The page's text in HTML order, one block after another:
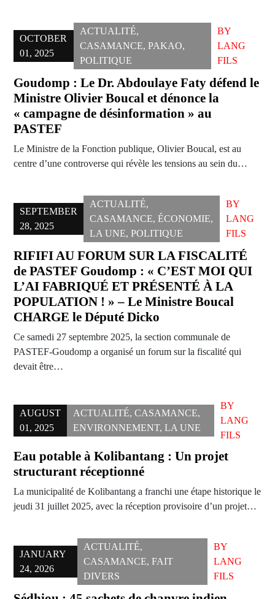
OCTOBER
01, 2025
ACTUALITÉ,
CASAMANCE, PAKAO,
POLITIQUE
BY
LANG
FILS
Goudomp : Le Dr. Abdoulaye Faty défend le
Ministre Olivier Boucal et dénonce la
« campagne de désinformation » au
PASTEF
Le Ministre de la Fonction publique, Olivier Boucal, est au
centre d’une controverse qui révèle les tensions au sein du…
SEPTEMBER
28, 2025
ACTUALITÉ,
CASAMANCE, ÉCONOMIE,
LA UNE, POLITIQUE
BY
LANG
FILS
RIFIFI AU FORUM SUR LA FISCALITÉ
de PASTEF Goudomp : « C’EST MOI QUI
L’AI FABRIQUÉ ET PRÉSENTÉ À LA
POPULATION ! » – Le Ministre Boucal
CHARGE le Député Dicko
Ce samedi 27 septembre 2025, la section communale de
PASTEF-Goudomp a organisé un forum sur la fiscalité qui
devait être…
AUGUST
01, 2025
ACTUALITÉ, CASAMANCE,
ENVIRONNEMENT, LA UNE
BY
LANG
FILS
Eau potable à Kolibantang : Un projet
structurant réceptionné
La municipalité de Kolibantang a franchi une étape historique le
jeudi 31 juillet 2025, avec la réception provisoire d’un projet…
JANUARY
24, 2026
ACTUALITÉ,
CASAMANCE, FAIT
DIVERS
BY
LANG
FILS